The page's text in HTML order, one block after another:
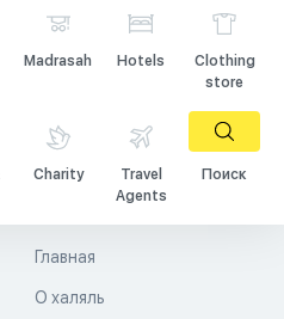
Madrasah Hotels
Clothing
store
Charity
Travel
Agents
Поиск
Главная
О халяль